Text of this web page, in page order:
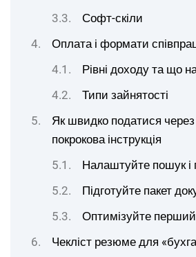
Софт-скіли
Оплата і формати
Рівні доходу та що
Типи зайнятості
Як швидко податися
покрокова інструкція
Налаштуйте пошук і
Підготуйте пакет
Оптимізуйте перший
Чекліст резюме для